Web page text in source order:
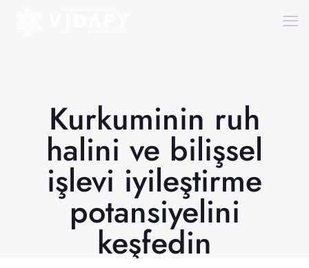
Kurkuminin ruh
halini ve bilişsel
işlevi iyileştirme
potansiyelini
keşfedin